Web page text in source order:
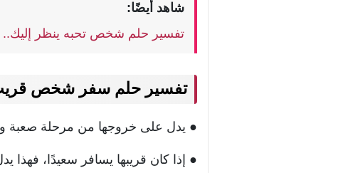
شاهد أيضًا:
تفسير حلم شخص تحبه ينظر إليك..
تفسير حلم سفر شخص
● يدل على خروجها من مرحلة صعبة
● إذا كان قريبها يسافر سعيدًا، فهذا